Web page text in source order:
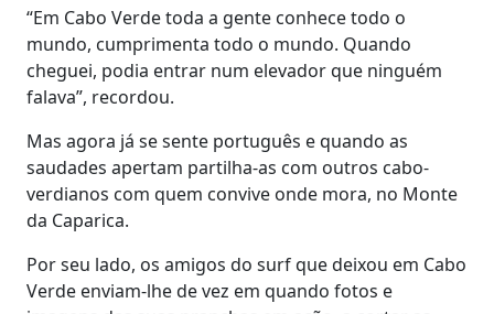
“Em Cabo Verde toda a gente conhece todo o
mundo, cumprimenta todo o mundo. Quando
cheguei, podia entrar num elevador que ninguém
falava”, recordou.
Mas agora já se sente português e quando as
saudades apertam partilha-as com outros cabo-
verdianos com quem convive onde mora, no Monte
da Caparica.
Por seu lado, os amigos do surf que deixou em Cabo
Verde enviam-lhe de vez em quando fotos e